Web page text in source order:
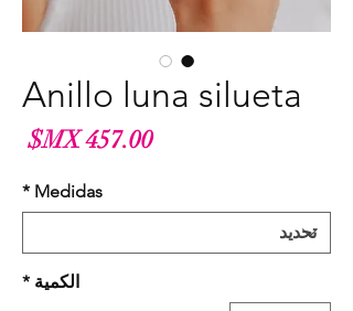
Anillo luna silueta
Medidas
*
الكمية *